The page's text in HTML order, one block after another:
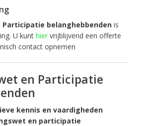
belanghebbenden is
U kunt hier vrijblijvend een offerte
contact opnemen
en Participatie
kennis en vaardigheden
en participatie